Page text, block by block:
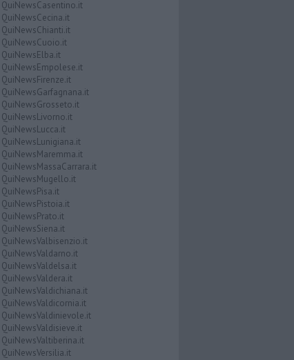
QuiNewsCasentino.it
QuiNewsCecina.it
QuiNewsChianti.it
QuiNewsCuoio.it
QuiNewsElba.it
QuiNewsEmpolese.it
QuiNewsFirenze.it
QuiNewsGarfagnana.it
QuiNewsGrosseto.it
QuiNewsLivorno.it
QuiNewsLucca.it
QuiNewsLunigiana.it
QuiNewsMaremma.it
QuiNewsMassaCarrara.it
QuiNewsMugello.it
QuiNewsPisa.it
QuiNewsPistoia.it
QuiNewsPrato.it
QuiNewsSiena.it
QuiNewsValbisenzio.it
QuiNewsValdarno.it
QuiNewsValdelsa.it
QuiNewsValdera.it
QuiNewsValdichiana.it
QuiNewsValdicornia.it
QuiNewsValdinievole.it
QuiNewsValdisieve.it
QuiNewsValtiberina.it
QuiNewsVersilia.it